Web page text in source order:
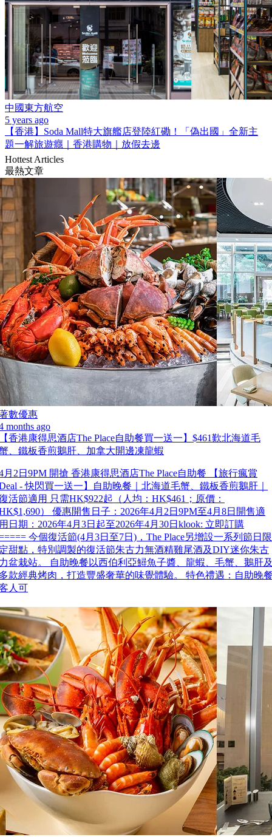
中國東方航空
5 years ago
【香港】Soda Mall特大旗艦店登陸紅磡！「偽出國」全新主
題一解旅遊癮｜香港購物｜放假去邊
Hottest Articles
最熱文章
數優惠
months ago
香港康得思酒店The Place自助餐買一送一】$461歎北海道毛
、鐵板香煎鵝肝、加拿大開邊凍龍蝦
月2日9PM 開搶 香港康得思酒店The Place自助餐 【旅行瘋賞
- 快閃買一送一】自助晚餐｜北海道毛蟹、鐵板香煎鵝肝｜
活節適用 只需HK$922起（人均：HK$461；原價：
） 優惠開售日子：2026年4月2日9PM至4月8日開售適
日期：2026年4月3日起至2026年4月30日klook: 立即訂購
今個復活節(4月3日至7日)，The Place另增設一系列節日限
甜點，特別調製的復活節朱古力無酒精雞尾酒及DIY迷你朱古
盆栽站。 自助晚餐以西伯利亞鱘魚子醬、龍蝦、毛蟹、鵝肝
款經典烤肉，打造豐盛奢華的味覺體驗。 特色禮遇：自助晚
人可